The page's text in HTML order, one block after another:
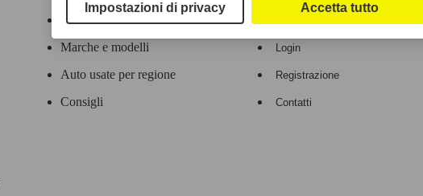
Contatti
Marche e modelli
Auto usate per regione
Consigli
Login
Registrazione
Contatti
Impostazioni di privacy Accetta tutto